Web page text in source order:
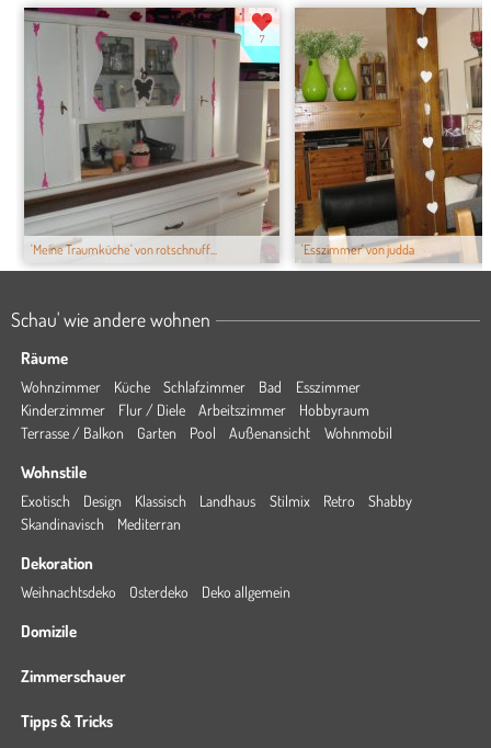
'Meine Traumküche' von rotschnuff...
7
'Esszimmer' von judda
Schau' wie andere wohnen
Räume
Wohnzimmer Küche Schlafzimmer Bad
Esszimmer
Kinderzimmer
Flur / Diele Arbeitszimmer
Hobbyraum
Terrasse / Balkon
Garten Pool Außenansicht Wohnmobil
Wohnstile
Exotisch Design Klassisch Landhaus Stilmix Retro
Shabby
Skandinavisch
Mediterran
Dekoration
Weihnachtsdeko Osterdeko Deko allgemein
Domizile
Zimmerschauer
Tipps & Tricks